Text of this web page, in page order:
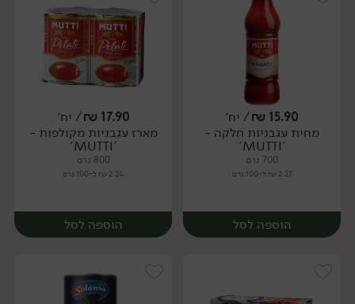
יח׳ יח׳
15.90
₪/ יח׳
מחית עגבניות חלקה -
'MUTTI'
700 גרם
2.27 ₪ ל-100 גרם
הוספה לסל
17.90
₪/ יח׳
מארז עגבניות מקולפות -
'MUTTI'
800 גרם
2.24 ₪ ל-100 גרם
הוספה לסל